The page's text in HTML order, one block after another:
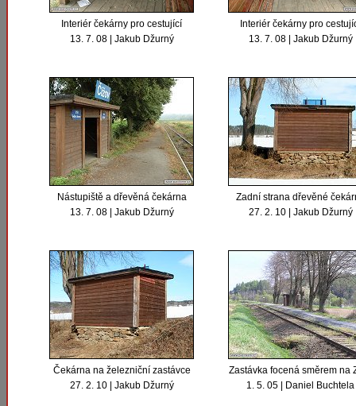
Interiér čekárny pro cestující
13. 7. 08 | Jakub Džurný
Interiér čekárny pro
13. 7. 08 | Jakub Džurný
Nástupiště a dřevěná čekárna
13. 7. 08 | Jakub Džurný
Zadní strana dřevěné
27. 2. 10 | Jakub Džurný
Čekárna na železniční zastávce
27. 2. 10 | Jakub Džurný
Zastávka focená směrem na
1. 5. 05 | Daniel Buchtela